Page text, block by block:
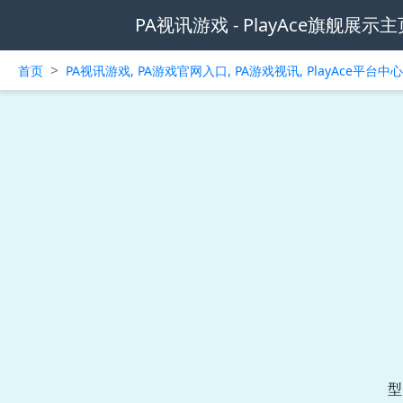
PA视讯游戏 - PlayAce旗舰展示主
首页 > PA视讯游戏, PA游戏官网入口, PA游戏视讯, PlayAce平台中